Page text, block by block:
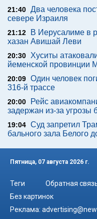
21:40 Два человека
севере Израиля
21:12
В Иерусалиме в
хазан Авишай Леви
20:30
Хуситы
йеменской провинции
20:09 Один человек
316-й трассе
20:00
Рейс
задержан из-за угрозы
19:04 Суд запретил
бального зала Белого
Пятница, 07 августа 2026 г.
Теги Обратная
Без картинок
Реклама: